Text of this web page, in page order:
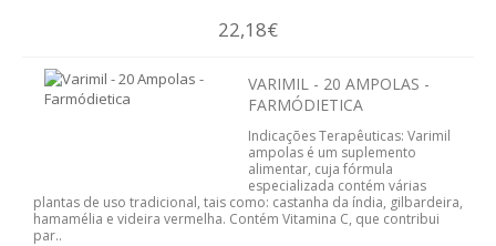
22,18€
VARIMIL - 20 AMPOLAS -
FARMÓDIETICA
Indicações Terapêuticas: Varimil
ampolas é um suplemento
alimentar, cuja fórmula
especializada contém várias
plantas de uso tradicional, tais como: castanha da índia, gilbardeira,
hamamélia e videira vermelha. Contém Vitamina C, que contribui
par..